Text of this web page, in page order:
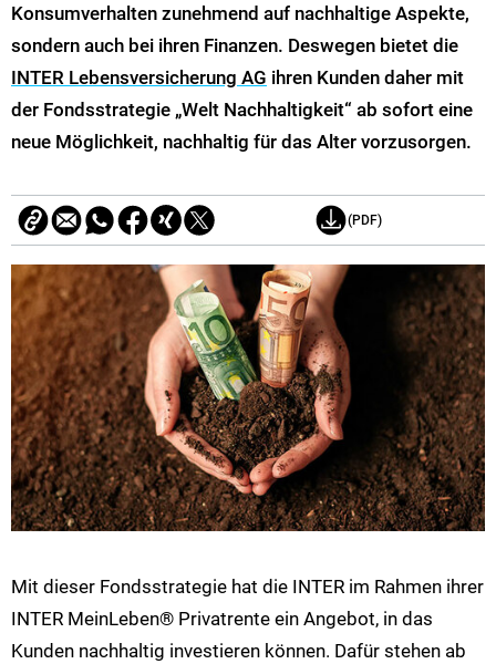
Konsumverhalten zunehmend auf nachhaltige Aspekte,
sondern auch bei ihren Finanzen. Deswegen bietet die
INTER Lebensversicherung AG ihren Kunden daher mit
der Fondsstrategie „Welt Nachhaltigkeit“ ab sofort eine
neue Möglichkeit, nachhaltig für das Alter vorzusorgen.
(PDF)
Mit dieser Fondsstrategie hat die INTER im Rahmen ihrer
INTER MeinLeben® Privatrente ein Angebot, in das
Kunden nachhaltig investieren können. Dafür stehen ab